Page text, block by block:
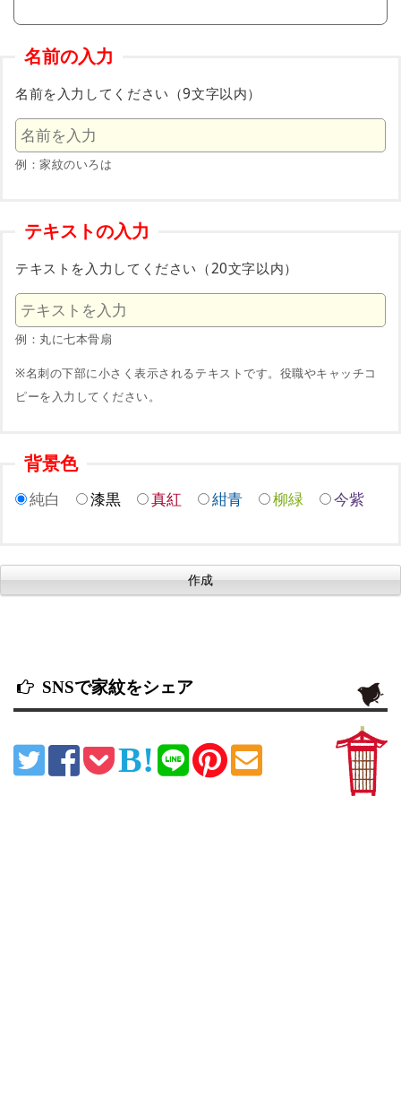
名前の入力
名前を入力してください（9文字以内）
例：家紋のいろは
テキストの入力
テキストを入力してください（20文字以内）
例：丸に七本骨扇
※名刺の下部に小さく表示されるテキストです。役職やキャッチコ
ピーを入力してください。
背景色
純白 漆黒 真紅 紺青 柳緑 今紫
SNSで家紋をシェア